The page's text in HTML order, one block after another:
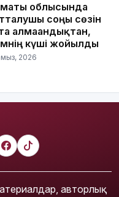
облысында
соңғы сөзін
алмағандықтан,
күші жойылды
2026
авторлық